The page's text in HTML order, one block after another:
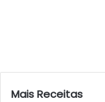
Mais Receitas